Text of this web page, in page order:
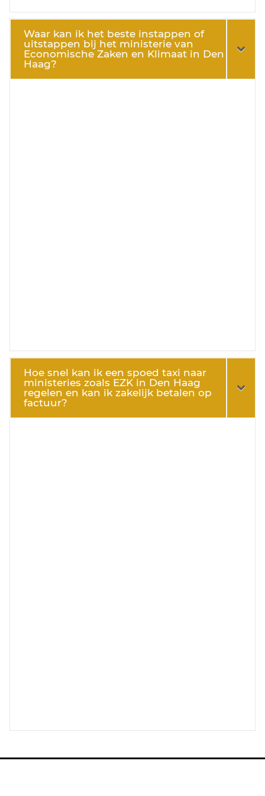
Waar kan ik het beste instappen of
uitstappen bij het ministerie van
Economische Zaken en Klimaat in Den
Haag?
Hoe snel kan ik een spoed taxi naar
ministeries zoals EZK in Den Haag
regelen en kan ik zakelijk betalen op
factuur?